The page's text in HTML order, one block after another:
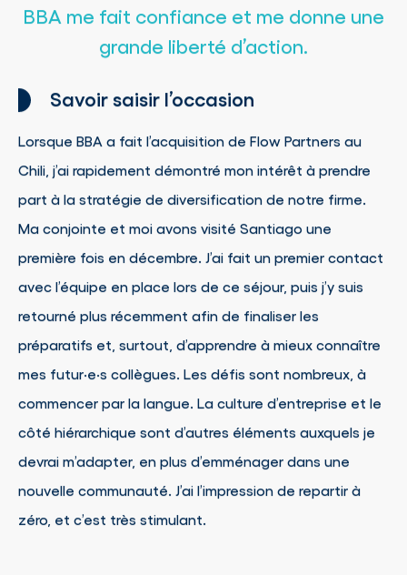
BBA me fait confiance et me donne une
grande liberté d’action.
Savoir saisir l’occasion
Lorsque BBA a fait l’acquisition de Flow Partners au
Chili, j’ai rapidement démontré mon intérêt à prendre
part à la stratégie de diversification de notre firme.
Ma conjointe et moi avons visité Santiago une
première fois en décembre. J’ai fait un premier contact
avec l’équipe en place lors de ce séjour, puis j’y suis
retourné plus récemment afin de finaliser les
préparatifs et, surtout, d’apprendre à mieux connaître
mes futur·e·s collègues. Les défis sont nombreux, à
commencer par la langue. La culture d’entreprise et le
côté hiérarchique sont d’autres éléments auxquels je
devrai m’adapter, en plus d’emménager dans une
nouvelle communauté. J’ai l’impression de repartir à
zéro, et c’est très stimulant.